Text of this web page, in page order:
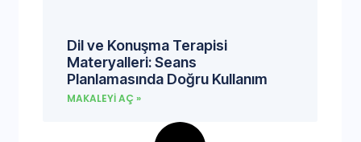
Dil ve Konuşma Terapisi
Materyalleri: Seans
Planlamasında Doğru Kullanım
MAKALEYI AÇ »